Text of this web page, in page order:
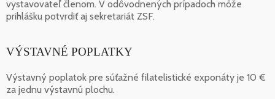
vystavovateľ členom. V odôvodnených prípadoch môže
prihlášku potvrdiť aj sekretariát ZSF.
VÝSTAVNÉ POPLATKY
Výstavný poplatok pre súťažné filatelistické exponáty je 10 €
za jednu výstavnú plochu.